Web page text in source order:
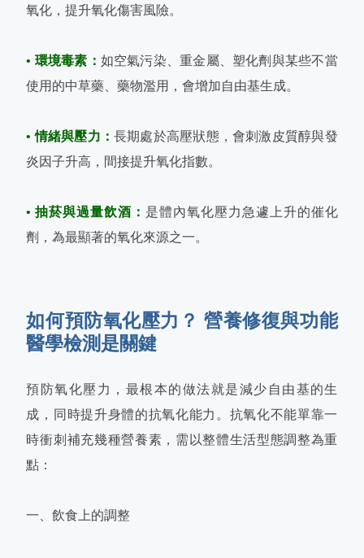
氧化，提升氧化傷害風險。
• 環境毒素： 如空氣污染、重金屬、塑化劑與某些不當
使用的中草藥、藥物濫用，會增加自由基生成。
• 情緒與壓力：長期處於高壓狀態，會刺激皮質醇與發
炎因子升高，間接提升氧化指數。
• 抽菸與過量飲酒： 是體內氧化壓力急遽上升的催化
劑，為最顯著的氧化來源之一。
如何預防氧化壓力？ 營養修復與功能
醫學檢測是關鍵
預防氧化壓力，最根本的做法就是減少自由基的生
成，同時提升身體的抗氧化能力。抗氧化不能單靠一
時衝刺補充幾種營養素，需以整體生活型態調整為重
點：
一、飲食上的調整